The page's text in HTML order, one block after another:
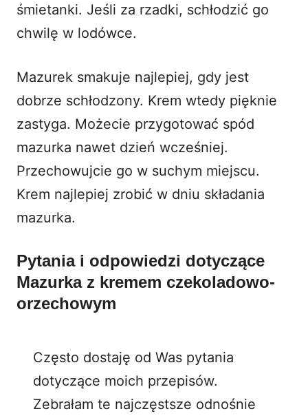
śmietanki. Jeśli za rzadki, schłodzić go
chwilę w lodówce.
Mazurek smakuje najlepiej, gdy jest
dobrze schłodzony. Krem wtedy pięknie
zastyga. Możecie przygotować spód
mazurka nawet dzień wcześniej.
Przechowujcie go w suchym miejscu.
Krem najlepiej zrobić w dniu składania
mazurka.
Pytania i odpowiedzi dotyczące
Mazurka z kremem czekoladowo-
orzechowym
Często dostaję od Was pytania
dotyczące moich przepisów.
Zebrałam te najczęstsze odnośnie